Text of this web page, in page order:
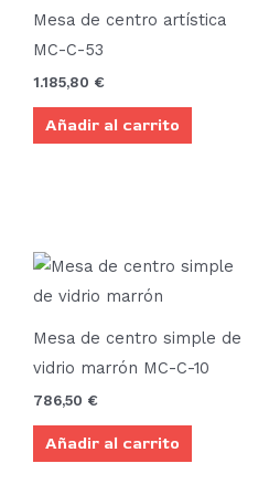
Mesa de centro artística
MC-C-53
1.185,80 €
Añadir al carrito
Mesa de centro simple de
vidrio marrón MC-C-10
786,50 €
Añadir al carrito